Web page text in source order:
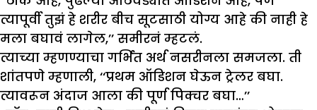
त्यापूर्वी तुझं हे शरीर बीच सूटसाठी योग्य आहे की नाही हे
मला बघावं लागेल,’’ समीरनं म्हटलं.
त्याच्या म्हणण्याचा गर्भित अर्थ नसरीनला समजला. ती
शांतपणे म्हणाली, ‘‘प्रथम ऑडिशन घेऊन ट्रेलर बघा.
त्यावरून अंदाज आला की पूर्ण पिक्चर बघा…’’